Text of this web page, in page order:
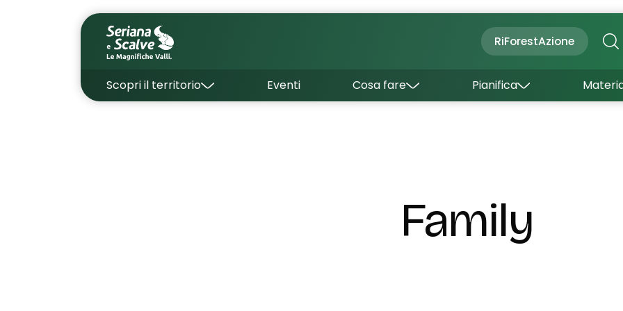
RiForestAzione
Scopri il territorio Eventi Cosa fare
Con bambini
Pianifica
Dove dormire
Come arrivare
Come muoversi
Family